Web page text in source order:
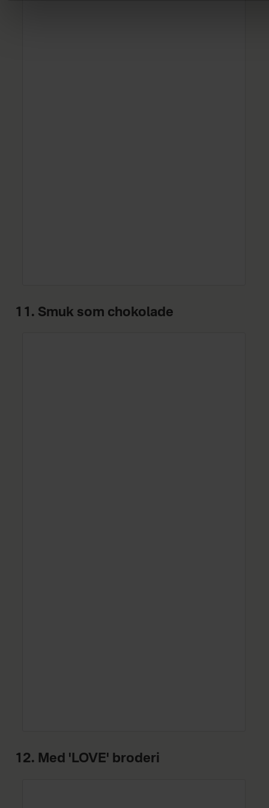
11. Smuk som chokolade
12. Med 'LOVE' broderi